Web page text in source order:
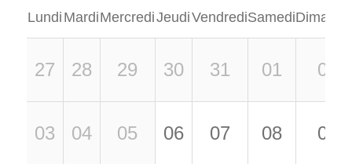
Lundi MardiMercrediJeudiVendrediSamedi
27 28 29 30 31 01 02
03 04 05 06 07 08 09